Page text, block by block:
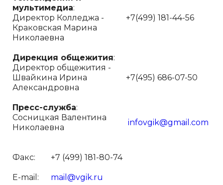
мультимедиа:
Директор Колледжа -
Краковская Марина
Николаевна
+7(499) 181-44-56
Дирекция общежития:
Директор общежития -
Швайкина Ирина
Александровна
+7(495) 686-07-50
Пресс-служба:
Сосницкая Валентина
Николаевна
infovgik@gmail.com
Факс: +7 (499) 181-80-74
E-mail: mail@vgik.ru